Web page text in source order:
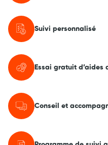
Suivi personnalisé
Essai gratuit d’aides
Conseil et